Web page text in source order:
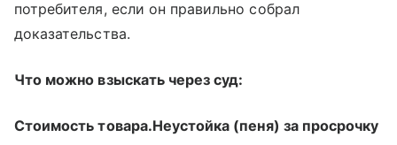
потребителя, если он правильно собрал
доказательства.
Что можно взыскать через суд:
Стоимость товара.Неустойка (пеня) за просрочку